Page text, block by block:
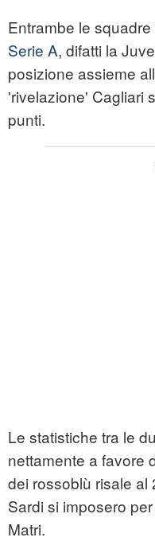
Entrambe le
Serie A, difatti la
posizione assieme
'rivelazione' Cagliari
punti.
Le statistiche tra le
nettamente a favore
dei rossoblù risale
Sardi si imposero
Matri.